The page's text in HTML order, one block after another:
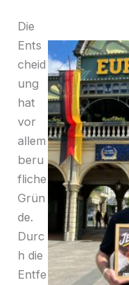
Die
Ents
cheid
ung
hat
vor
allem
beru
fliche
Grün
de.
Durc
h die
Entfe